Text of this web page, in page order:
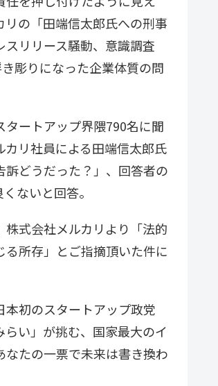
リの「田端信太郎氏への刑事
スリリース騒動、意識調査
彫りになった企業体質の問
タートアップ界隈790名に聞
カリ社員による田端信太郎氏
訴どうだった？」、回答者の
ないと回答。
株式会社メルカリより「法的
る所存」とご指摘頂いた件に
本初のスタートアップ政党
らい」が挑む、国家最大のイ
なたの一票で未来は書き換わ